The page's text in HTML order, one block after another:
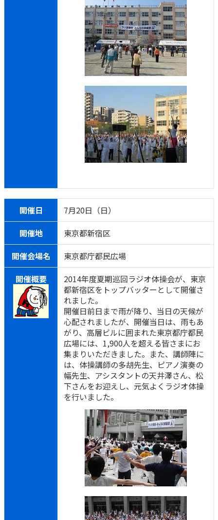
かんぽジャンクション
開催日
7月20日（日）
開催地
東京都新宿区
開催会場名
東京都庁都民広場
開催概要
2014年度夏期巡回ラジオ体操会が、東京
都新宿区をトップバッターとして開催さ
れました。
開催日前日まで雨が降り、当日の天候が
心配されましたが、開催当日は、雨もあ
がり、高層ビルに囲まれた東京都庁都民
広場には、1,900人を超える皆さまにお
集まりいただきました。また、講師陣に
は、体操講師の多胡先生、ピアノ演奏の
幅先生、アシスタントの天井澤さん、松
下さんをお迎えし、元気よくラジオ体操
を行いました。